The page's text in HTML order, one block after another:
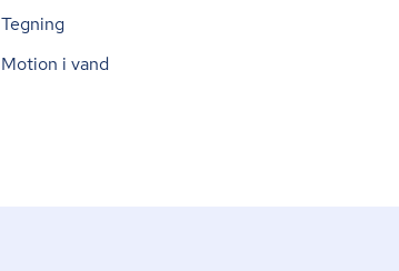
Tegning
Motion i vand